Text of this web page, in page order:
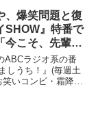
な司会っぷりを
、爆笑問題と復
SHOW』特番で
今こそ、先輩と
そう」
ABCラジオ系の番
しうち！』(毎週土
いコンビ・霜降り